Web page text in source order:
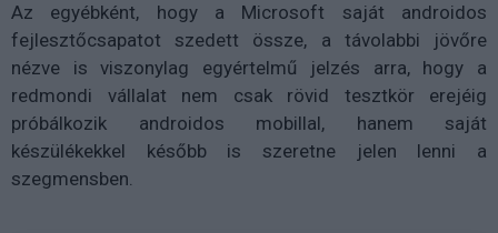
Az egyébként, hogy a Microsoft saját androidos
fejlesztőcsapatot szedett össze, a távolabbi jövőre
nézve is viszonylag egyértelmű jelzés arra, hogy a
redmondi vállalat nem csak rövid tesztkör erejéig
próbálkozik androidos mobillal, hanem saját
készülékekkel később is szeretne jelen lenni a
szegmensben.